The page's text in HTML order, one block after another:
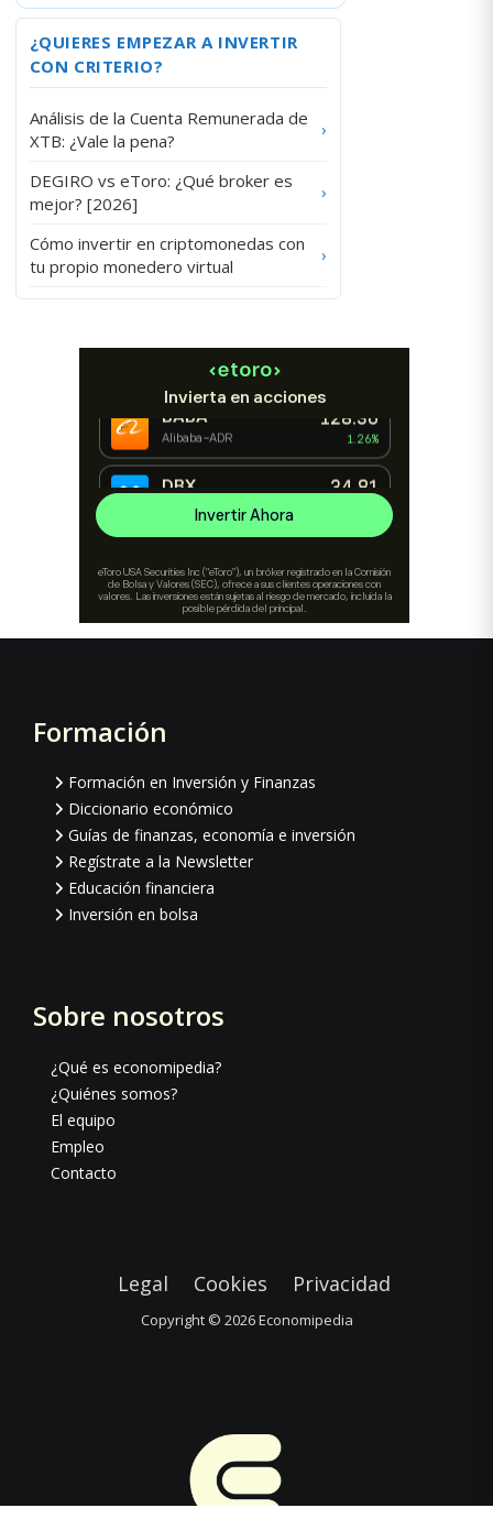
¿QUIERES EMPEZAR A INVERTIR
CON CRITERIO?
Análisis de la Cuenta Remunerada de
XTB: ¿Vale la pena?
›
DEGIRO vs eToro: ¿Qué broker es
mejor? [2026]
›
Cómo invertir en criptomonedas con
tu propio monedero virtual
›
Footer
Formación
Formación en Inversión y Finanzas
Diccionario económico
Guías de finanzas, economía e inversión
Regístrate a la Newsletter
Educación financiera
Inversión en bolsa
Sobre nosotros
¿Qué es economipedia?
¿Quiénes somos?
El equipo
Empleo
Contacto
Legal Cookies Privacidad
Copyright © 2026Economipedia